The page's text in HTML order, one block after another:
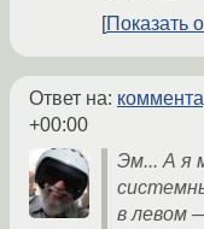
Показать
Ответ на:
+00:00
Эм... А я
в левом